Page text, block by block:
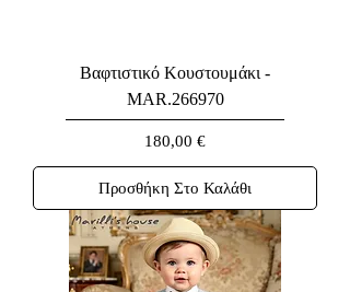
Βαφτιστικό Κουστουμάκι -
MAR.266970
Τιμή
180,00 €
Προσθήκη Στο Καλάθι